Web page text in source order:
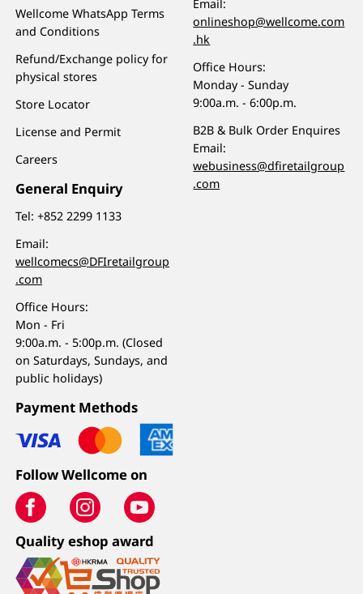
Wellcome WhatsApp Terms
and Conditions
Refund/Exchange policy for
physical stores
Store Locator
License and Permit
Careers
General Enquiry
Tel:+852 2299 1133
Email:
wellcomecs@DFIretailgroup
.com
Office Hours:
Mon - Fri
9:00a.m. - 5:00p.m. (Closed
on Saturdays, Sundays, and
public holidays)
Email:
onlineshop@wellcome.com
.hk
Office Hours:
Monday - Sunday
9:00a.m. - 6:00p.m.
B2B & Bulk Order Enquires
Email:
webusiness@dfiretailgroup
.com
Payment Methods
Follow Wellcome on
Quality eshop award